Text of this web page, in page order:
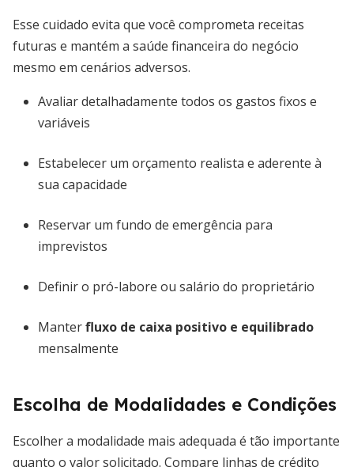
Esse cuidado evita que você comprometa receitas
futuras e mantém a saúde financeira do negócio
mesmo em cenários adversos.
Avaliar detalhadamente todos os gastos fixos e
variáveis
Estabelecer um orçamento realista e aderente à
sua capacidade
Reservar um fundo de emergência para
imprevistos
Definir o pró-labore ou salário do proprietário
Manterfluxo de caixa positivo e equilibrado
mensalmente
Escolha de Modalidades e Condições
Escolher a modalidade mais adequada é tão importante
quanto o valor solicitado. Compare linhas de crédito